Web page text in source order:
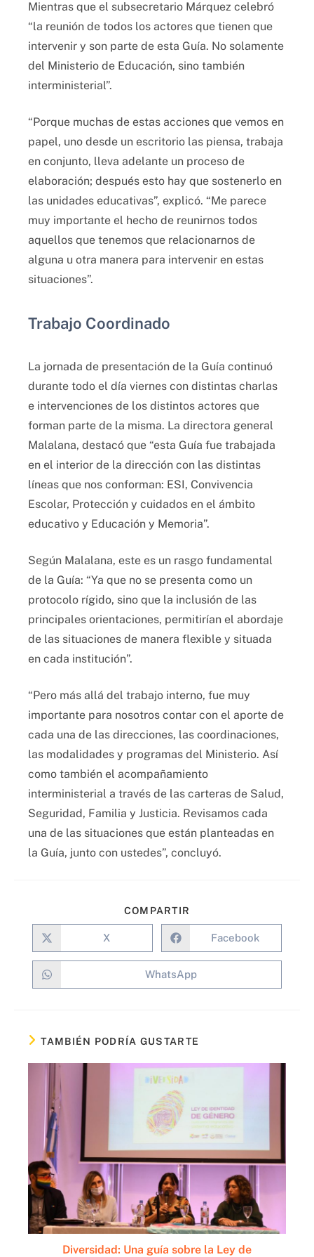
Mientras que el subsecretario Márquez celebró
“la reunión de todos los actores que tienen que
intervenir y son parte de esta Guía. No solamente
del Ministerio de Educación, sino también
interministerial”.
“Porque muchas de estas acciones que vemos en
papel, uno desde un escritorio las piensa, trabaja
en conjunto, lleva adelante un proceso de
elaboración; después esto hay que sostenerlo en
las unidades educativas”, explicó. “Me parece
muy importante el hecho de reunirnos todos
aquellos que tenemos que relacionarnos de
alguna u otra manera para intervenir en estas
situaciones”.
Trabajo Coordinado
La jornada de presentación de la Guía continuó
durante todo el día viernes con distintas charlas
e intervenciones de los distintos actores que
forman parte de la misma. La directora general
Malalana, destacó que “esta Guía fue trabajada
en el interior de la dirección con las distintas
líneas que nos conforman: ESI, Convivencia
Escolar, Protección y cuidados en el ámbito
educativo y Educación y Memoria”.
Según Malalana, este es un rasgo fundamental
de la Guía: “Ya que no se presenta como un
protocolo rígido, sino que la inclusión de las
principales orientaciones, permitirían el abordaje
de las situaciones de manera flexible y situada
en cada institución”.
“Pero más allá del trabajo interno, fue muy
importante para nosotros contar con el aporte de
cada una de las direcciones, las coordinaciones,
las modalidades y programas del Ministerio. Así
como también el acompañamiento
interministerial a través de las carteras de Salud,
Seguridad, Familia y Justicia. Revisamos cada
una de las situaciones que están planteadas en
la Guía, junto con ustedes”, concluyó.
COMPARTIR
X Facebook
WhatsApp
TAMBIÉN PODRÍA GUSTARTE
Diversidad: Una guía sobre la Ley de